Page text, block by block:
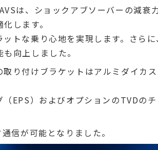
は、ショックアブソーバーの減衰
します。
トな乗り心地を実現します。さら
向上しました。
り付けブラケットはアルミダイカ
EPS）およびオプションのTVDの
信が可能となりました。